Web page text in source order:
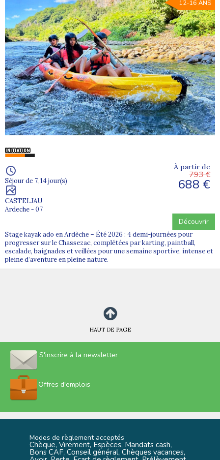
12-16 ANS
Séjour de 7, 14 jour(s)
CASTELJAU
Ardeche - 07
À partir de
793 €
688 €
Découvrir
Stage kayak ado en Ardèche – Été 2026 : 4 demi-journées pour
progresser sur le Chassezac, complétées par karting, paintball,
escalade, baignades et veillées pour une semaine sportive, intense et
pleine d’aventure en pleine nature.
HAUT DE PAGE
S'inscrire à la newsletter
Offres d'emplois
Modes de règlement acceptés
Chèque, Virement, Espèces, Mandats cash,
Bons CAF, Conseil général, Chèques vacances,